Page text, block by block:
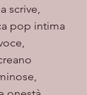
scrive,
pop intima